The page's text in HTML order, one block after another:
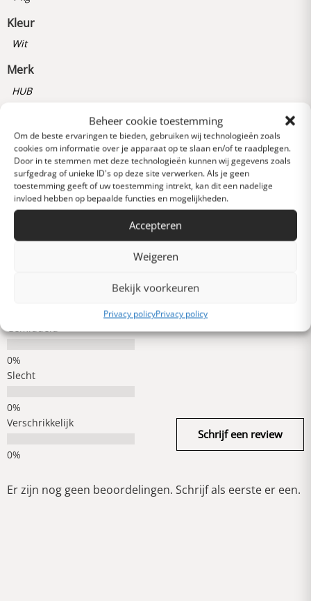
Beheer cookie toestemming
Om de beste ervaringen te bieden, gebruiken wij technologieën zoals
cookies om informatie over je apparaat op te slaan en/of te raadplegen.
Door in te stemmen met deze technologieën kunnen wij gegevens zoals
surfgedrag of unieke ID's op deze site verwerken. Als je geen
toestemming geeft of uw toestemming intrekt, kan dit een nadelige
invloed hebben op bepaalde functies en mogelijkheden.
Accepteren
Weigeren
Bekijk voorkeuren
Privacy policyPrivacy policy
Kleur
Wit
Merk
HUB
138100353000
Reviews
0 van 5 sterren (op
basis van 0 reviews)
Slecht
Verschrikkelijk
Schrijf een review
Er zijn nog geen beoordelingen. Schrijf als eerste er een.